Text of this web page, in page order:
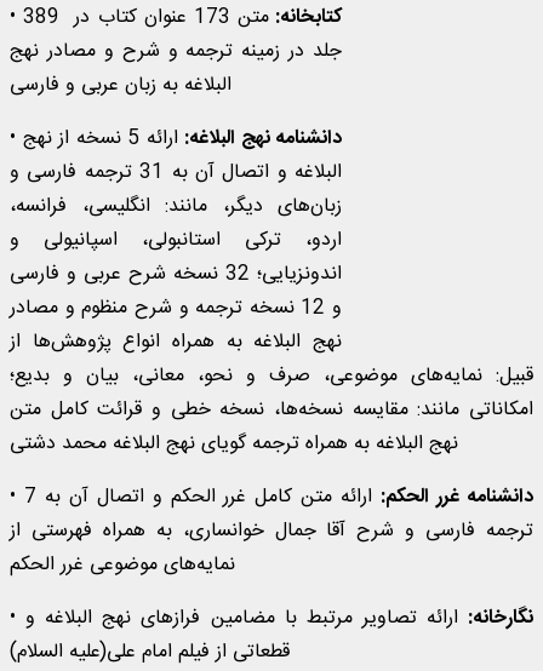
• کتابخانه:
متن 173 عنوان کتاب در 389
جلد در زمینه ترجمه و شرح و مصادر نهج
البلاغه به زبان عربی و فارسی
•
دانشنامه نهج البلاغه:
ارائه 5 نسخه از نهج
البلاغه و اتصال آن به 31 ترجمه فارسی و
زبان‌‌های دیگر، مانند: انگلیسی، فرانسه،
اردو، ترکی استانبولی، اسپانیولی و
اندونزیایی؛ 32 نسخه شرح عربی و فارسی
و 12 نسخه ترجمه و شرح منظوم و مصادر
نهج البلاغه به همراه انواع پژوهش‌ها از
قبیل: نمایه‌های موضوعی، صرف و نحو، معانی، بیان و بدیع؛
امکاناتی مانند: مقایسه نسخه‌ها، نسخه خطی و قرائت کامل متن
نهج البلاغه به همراه ترجمه گویای نهج البلاغه محمد دشتی
•
دانشنامه غرر الحکم:
ارائه متن کامل غرر الحکم و اتصال آن به 7
ترجمه فارسی و شرح آقا جمال خوانساری، به همراه فهرستی از
نمایه‌های موضوعی غرر الحکم
•
نگارخانه: ارائه تصاویر مرتبط با مضامین فرازهای نهج البلاغه و
قطعاتی از فیلم امام علی(علیه السلام)